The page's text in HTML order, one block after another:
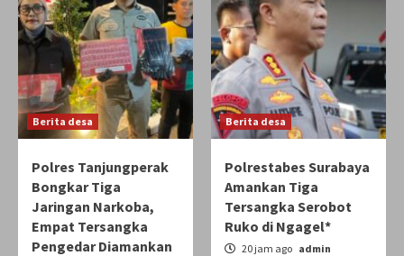
Berita desa
Polres Tanjungperak
Bongkar Tiga
Jaringan Narkoba,
Empat Tersangka
Pengedar Diamankan
Berita desa
Polrestabes Surabaya
Amankan Tiga
Tersangka Serobot
Ruko di Ngagel*
20 jam ago admin